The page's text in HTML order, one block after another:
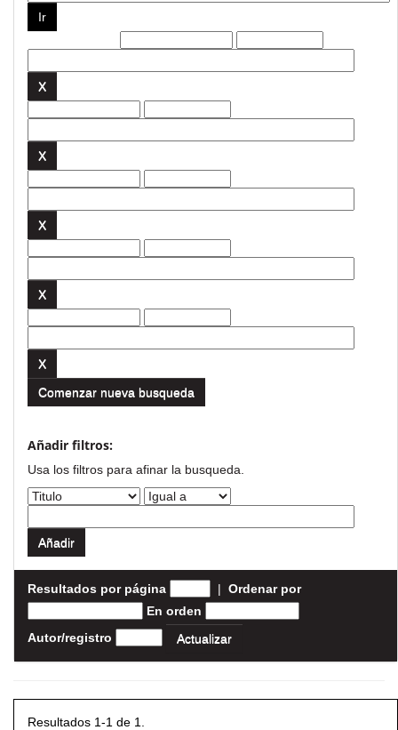
Comenzar nueva busqueda
Añadir filtros:
Usa los filtros para afinar la busqueda.
Resultados por página | Ordenar por
En orden
Autor/registro
Resultados 1-1 de 1.